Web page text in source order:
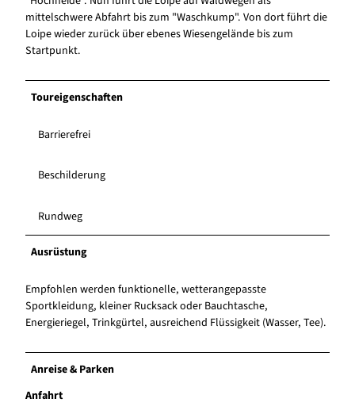
mittelschwere Abfahrt bis zum "Waschkump". Von dort führt die
Loipe wieder zurück über ebenes Wiesengelände bis zum
Startpunkt.
Toureigenschaften
Barrierefrei
Beschilderung
Rundweg
Ausrüstung
Empfohlen werden funktionelle, wetterangepasste
Sportkleidung, kleiner Rucksack oder Bauchtasche,
Energieriegel, Trinkgürtel, ausreichend Flüssigkeit (Wasser, Tee).
Anreise & Parken
Anfahrt